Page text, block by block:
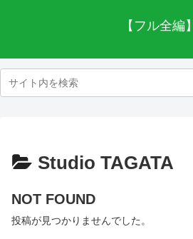
【フル全編】
Studio TAGATA
NOT FOUND
投稿が見つかりませんでした。